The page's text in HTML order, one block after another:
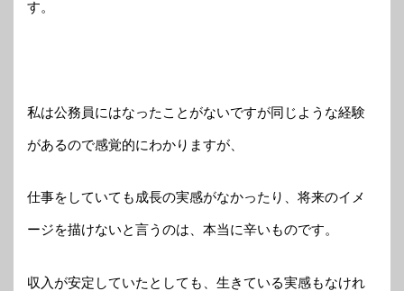
す。
私は公務員にはなったことがないですが同じような経験
があるので感覚的にわかりますが、
仕事をしていても成長の実感がなかったり、将来のイメ
ージを描けないと言うのは、本当に辛いものです。
収入が安定していたとしても、生きている実感もなけれ